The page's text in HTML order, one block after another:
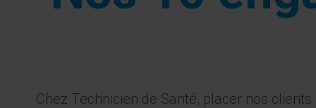
Chez Technicien de Santé, placer nos